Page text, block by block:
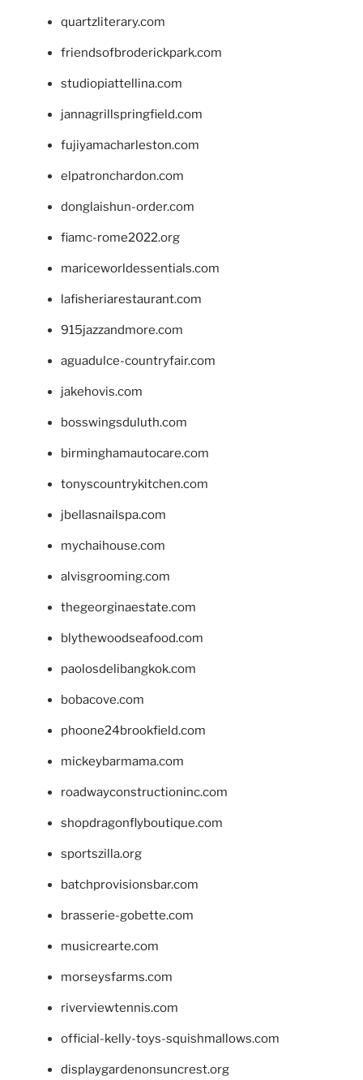
quartzliterary.com
friendsofbroderickpark.com
studiopiattellina.com
jannagrillspringfield.com
fujiyamacharleston.com
elpatronchardon.com
donglaishun-order.com
fiamc-rome2022.org
mariceworldessentials.com
lafisheriarestaurant.com
915jazzandmore.com
aguadulce-countryfair.com
jakehovis.com
bosswingsduluth.com
birminghamautocare.com
tonyscountrykitchen.com
jbellasnailspa.com
mychaihouse.com
alvisgrooming.com
thegeorginaestate.com
blythewoodseafood.com
paolosdelibangkok.com
bobacove.com
phoone24brookfield.com
mickeybarmama.com
roadwayconstructioninc.com
shopdragonflyboutique.com
sportszilla.org
batchprovisionsbar.com
brasserie-gobette.com
musicrearte.com
morseysfarms.com
riverviewtennis.com
official-kelly-toys-squishmallows.com
displaygardenonsuncrest.org